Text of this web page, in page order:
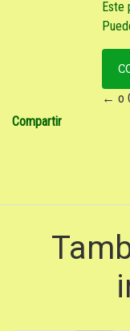
Este
← o
Compartir